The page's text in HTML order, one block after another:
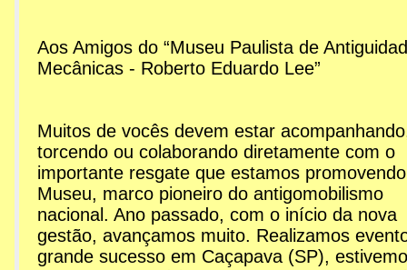
Aos Amigos do “Museu Paulista de
Mecânicas - Roberto Eduardo Lee”
Muitos de vocês devem estar
torcendo ou colaborando diretamente com o
importante resgate que estamos
Museu, marco pioneiro do antigomobilismo
nacional. Ano passado, com o início da nova
gestão, avançamos muito. Realizamos
grande sucesso em Caçapava (SP),